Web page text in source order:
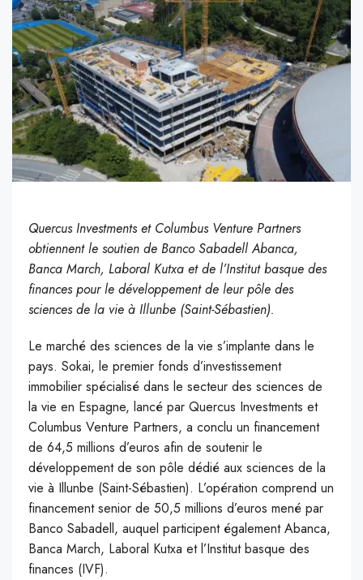
Quercus Investments et Columbus Venture Partners
obtiennent le soutien de Banco Sabadell Abanca,
Banca March, Laboral Kutxa et de l’Institut basque des
finances pour le développement de leur pôle des
sciences de la vie à Illunbe (Saint-Sébastien).
Le marché des sciences de la vie s’implante dans le
pays. Sokai, le premier fonds d’investissement
immobilier spécialisé dans le secteur des sciences de
la vie en Espagne, lancé par Quercus Investments et
Columbus Venture Partners, a conclu un financement
de 64,5 millions d’euros afin de soutenir le
développement de son pôle dédié aux sciences de la
vie à Illunbe (Saint-Sébastien). L’opération comprend un
financement senior de 50,5 millions d’euros mené par
Banco Sabadell, auquel participent également Abanca,
Banca March, Laboral Kutxa et l’Institut basque des
finances (IVF).